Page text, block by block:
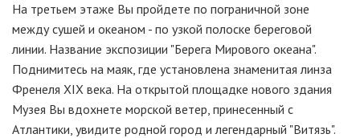
На третьем этаже Вы пройдете по пограничной зоне
между сушей и океаном - по узкой полоске береговой
линии. Название экспозиции "Берега Мирового океана".
Поднимитесь на маяк, где установлена знаменитая линза
Френеля XIX века. На открытой площадке нового здания
Музея Вы вдохнете морской ветер, принесенный с
Атлантики, увидите родной город и легендарный "Витязь".